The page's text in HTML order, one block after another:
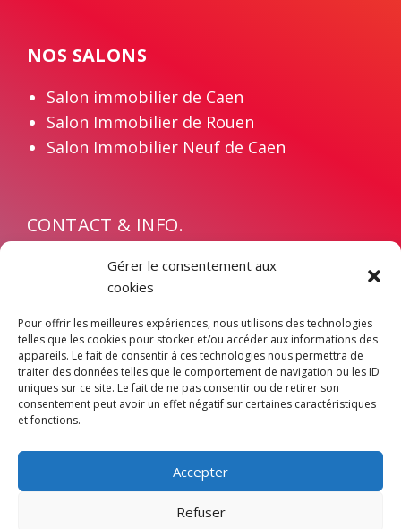
Gérer le consentement aux
cookies
Pour offrir les meilleures expériences, nous utilisons des technologies
telles que les cookies pour stocker et/ou accéder aux informations des
appareils. Le fait de consentir à ces technologies nous permettra de
traiter des données telles que le comportement de navigation ou les ID
uniques sur ce site. Le fait de ne pas consentir ou de retirer son
consentement peut avoir un effet négatif sur certaines caractéristiques
et fonctions.
Accepter
Refuser
NOS SALONS
Salon immobilier de Caen
Salon Immobilier de Rouen
Salon Immobilier Neuf de Caen
CONTACT & INFO.
Devenir exposant
Politique de confidentialité
LES RENDEZ-VOUS LOGIC-IMMO © 2026 - TOUS DROITS